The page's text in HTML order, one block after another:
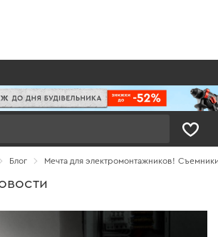
Блог Мечта для электромонтажников!